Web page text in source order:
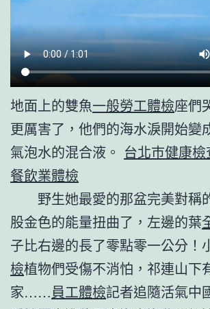
地面上的雙魚一般勞工體檢座們
更厲害了，他們的海水淚開始變
氣泡水的混合液。 台北巿健康檢
餐飲業體檢
野生她最愛的那盆完美對稱
股金色的能量扭曲了，左邊的葉
子比右邊的長了零點零一公分！
檢植物們受傷不消怕，祁連山下
家……員工體檢記者追隨活氣中